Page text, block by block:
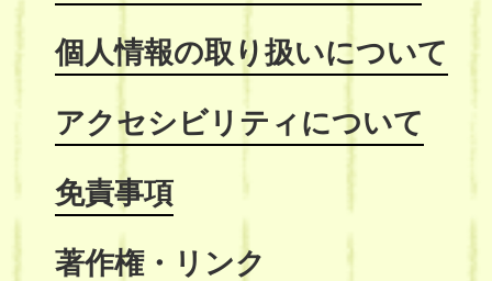
個人情報の取り扱いについて
アクセシビリティについて
免責事項
著作権・リンク